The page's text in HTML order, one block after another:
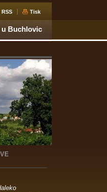
RSS Tisk
Buchlovic